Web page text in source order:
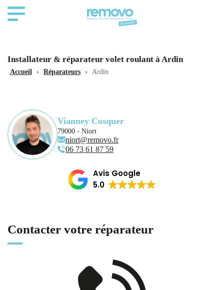
Installateur & réparateur volet roulant à Ardin
Accueil › Réparateurs › Ardin
Vianney Cosquer
79000 - Niort
niort@removo.fr
06 73 61 87 59
Avis Google
5.0
Contacter votre réparateur